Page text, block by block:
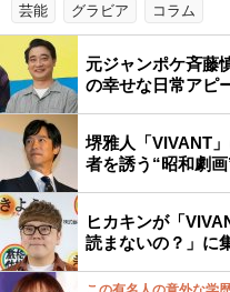
芸能 グラビア コラム
元ジャンポケ斉藤
の幸せな日常アピ
堺雅人「VIVANT
者を誘う“昭和劇
ヒカキンが「
読まないの？」に